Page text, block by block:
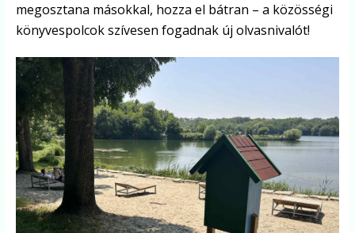
megosztana másokkal, hozza el bátran – a közösségi
könyvespolcok szívesen fogadnak új olvasnivalót!